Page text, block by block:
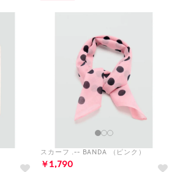
スカーフ .-- BANDA （ピンク）
￥1,790